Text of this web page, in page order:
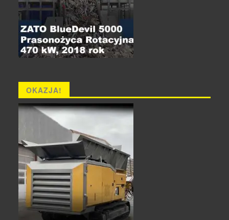
OKAZJA!